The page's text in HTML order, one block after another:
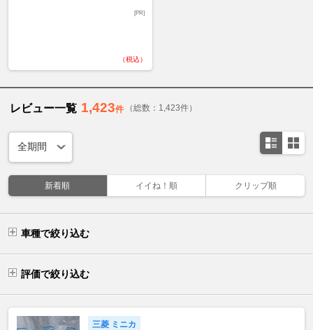
[PR]
（税込）
レビュー一覧 1,423件 （総数：1,423件）
新着順 イイね！順 クリップ順
車種で絞り込む
評価で絞り込む
三菱 ミニカ